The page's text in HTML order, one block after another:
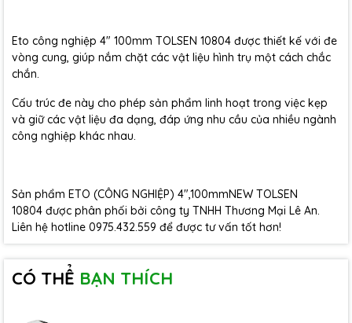
Eto công nghiệp 4" 100mm TOLSEN 10804 được thiết kế với đe
vòng cung, giúp nắm chặt các vật liệu hình trụ một cách chắc
chắn.
Cấu trúc đe này cho phép sản phẩm linh hoạt trong việc kẹp
và giữ các vật liệu đa dạng, đáp ứng nhu cầu của nhiều ngành
công nghiệp khác nhau.
Sản phẩm ETO (CÔNG NGHIỆP) 4",100mmNEW TOLSEN
10804 được phân phối bởi công ty TNHH Thương Mại Lê An.
Liên hệ hotline 0975.432.559 để được tư vấn tốt hơn!
CÓ THỂ BẠN THÍCH